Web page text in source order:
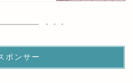
ポンサー